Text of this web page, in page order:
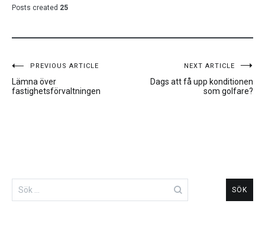
Posts created 25
Inläggsnavigering
PREVIOUS ARTICLE
Lämna över
fastighetsförvaltningen
NEXT ARTICLE
Dags att få upp konditionen
som golfare?
Sök
efter: